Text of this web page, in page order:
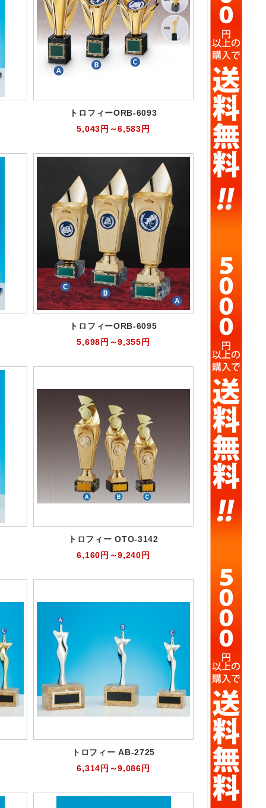
トロフィーORB-6093
5,043円～6,583円
トロフィーORB-6095
5,698円～9,355円
トロフィー OTO-3142
6,160円～9,240円
トロフィー AB-2725
6,314円～9,086円